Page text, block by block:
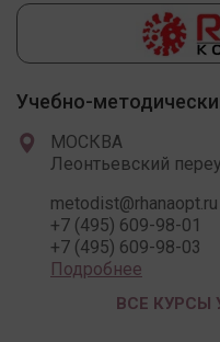
Учебно-
МОСКВА
Леонтьевский
metodist@rhanaopt.ru
+7 (495) 609-98-01
+7 (495) 609-98-03
Подробнее
ВСЕ КУРСЫ